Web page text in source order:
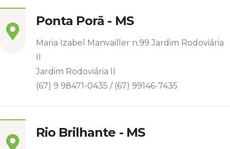
Ponta Porã - MS
Maria Izabel Manvailler n.99 Jardim Rodoviária
II
Jardim Rodoviária ll
(67) 9 98471-0435 / (67) 99146-7435
Rio Brilhante - MS